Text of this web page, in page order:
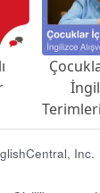
Inc.